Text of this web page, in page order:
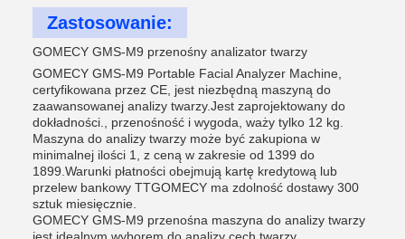
Zastosowanie:
GOMECY GMS-M9 przenośny analizator twarzy
GOMECY GMS-M9 Portable Facial Analyzer Machine,
certyfikowana przez CE, jest niezbędną maszyną do
zaawansowanej analizy twarzy.Jest zaprojektowany do
dokładności., przenośność i wygoda, waży tylko 12 kg.
Maszyna do analizy twarzy może być zakupiona w
minimalnej ilości 1, z ceną w zakresie od 1399 do
1899.Warunki płatności obejmują kartę kredytową lub
przelew bankowy TTGOMECY ma zdolność dostawy 300
sztuk miesięcznie.
GOMECY GMS-M9 przenośna maszyna do analizy twarzy